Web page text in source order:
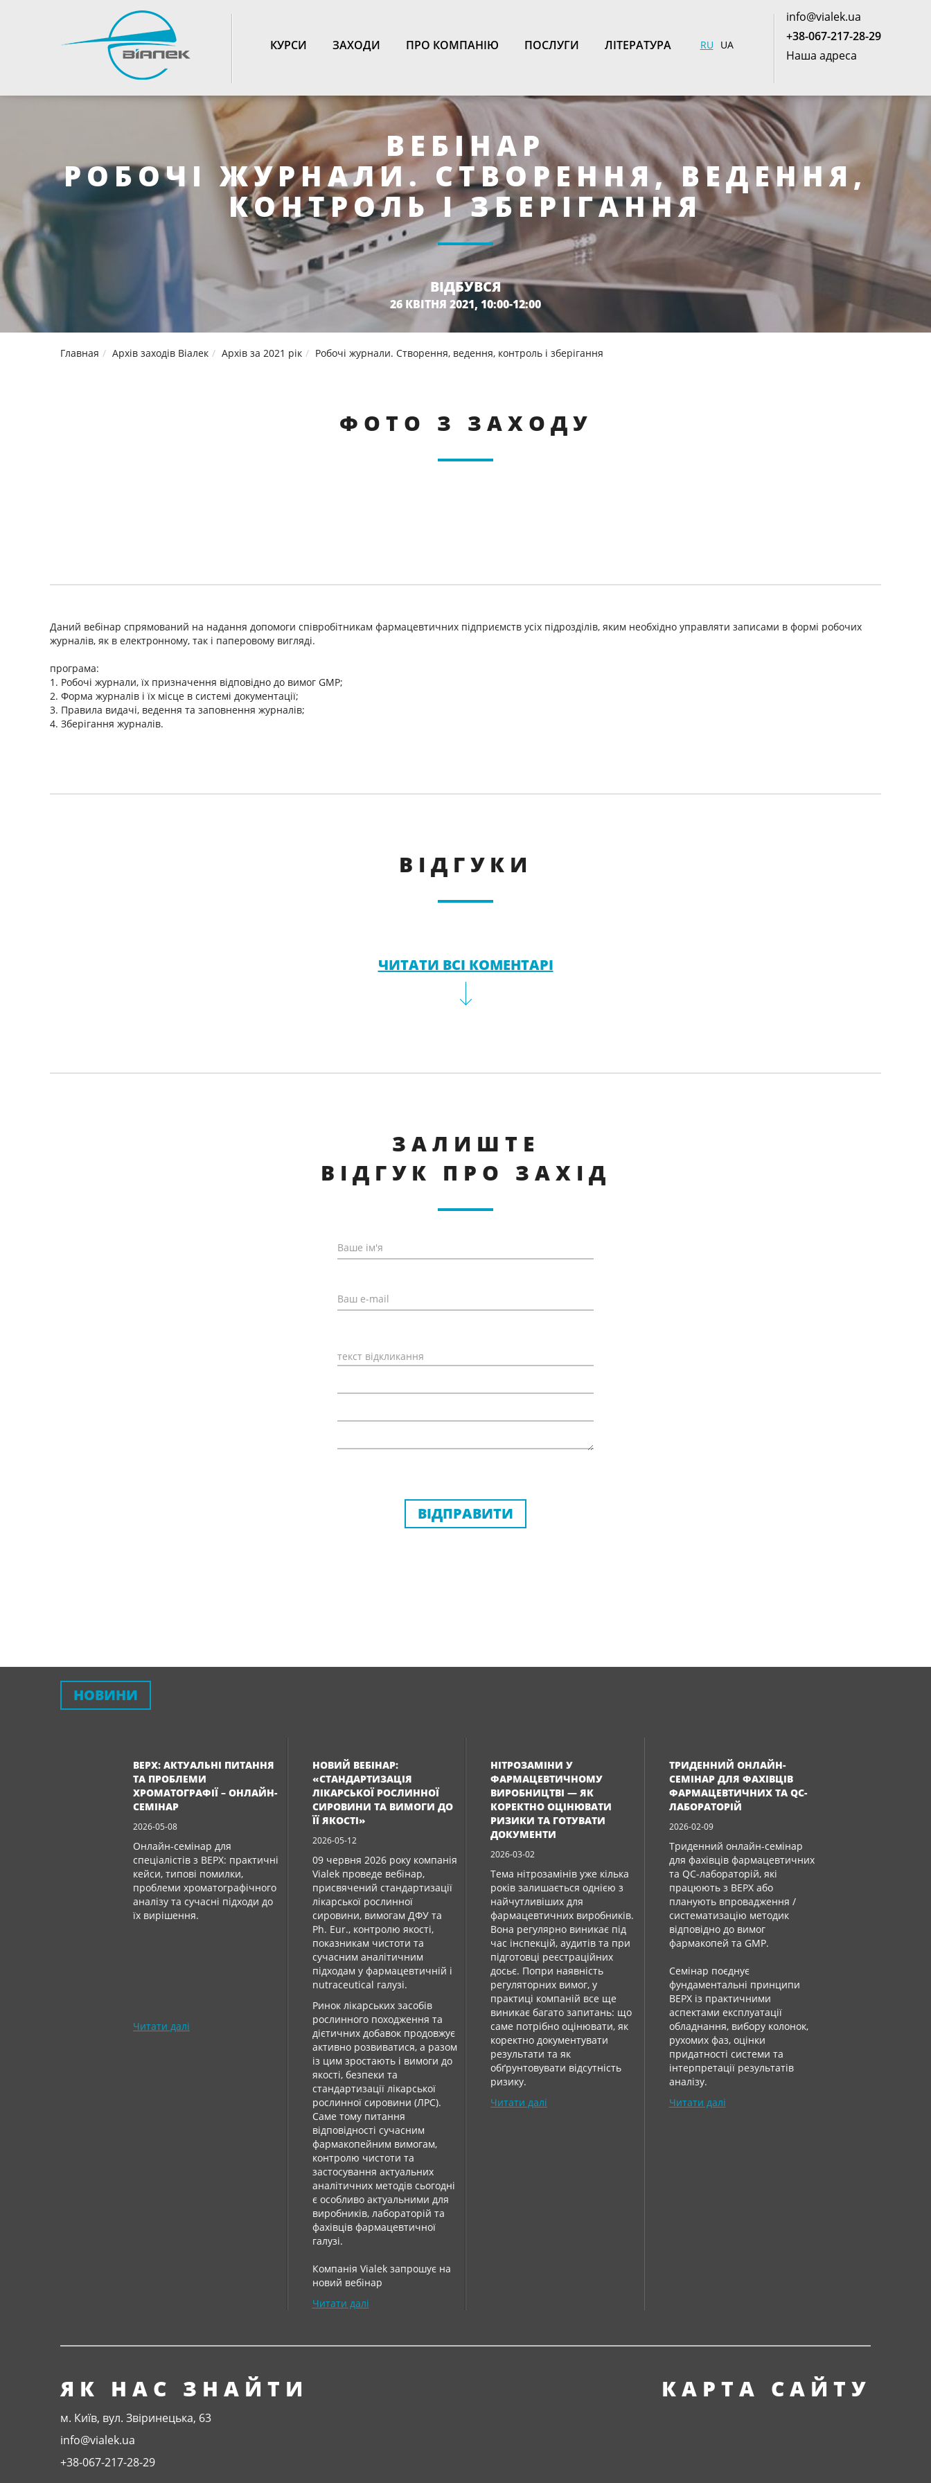
TOGGLE_NAVIGATION
КУРСИ ЗАХОДИ ПРО КОМПАНІЮ ПОСЛУГИ ЛІТЕРАТУРА RU UA
info@vialek.ua
+38-067-217-28-29
Наша адреса
ВЕБІНАР
РОБОЧІ ЖУРНАЛИ. СТВОРЕННЯ, ВЕДЕННЯ,
КОНТРОЛЬ І ЗБЕРІГАННЯ
ВІДБУВСЯ
26 КВІТНЯ 2021, 10:00-12:00
Главная Архів заходів Віалек Архів за 2021 рік Робочі журнали. Створення, ведення, контроль і зберігання
ФОТО З ЗАХОДУ
Даний вебінар спрямований на надання допомоги співробітникам фармацевтичних підприємств усіх підрозділів, яким необхідно управляти записами в формі робочих
журналів, як в електронному, так і паперовому вигляді.
програма:
1. Робочі журнали, їх призначення відповідно до вимог GMP;
2. Форма журналів і їх місце в системі документації;
3. Правила видачі, ведення та заповнення журналів;
4. Зберігання журналів.
ВІДГУКИ
ЧИТАТИ ВСІ КОМЕНТАРІ
ЗАЛИШТЕ
ВІДГУК ПРО ЗАХІД
ВІДПРАВИТИ
НОВИНИ
ВЕРХ: АКТУАЛЬНІ ПИТАННЯ
ТА ПРОБЛЕМИ
ХРОМАТОГРАФІЇ – ОНЛАЙН-
СЕМІНАР
2026-05-08
Онлайн-семінар для
спеціалістів з ВЕРХ: практичні
кейси, типові помилки,
проблеми хроматографічного
аналізу та сучасні підходи до
їх вирішення.
Читати далі
НОВИЙ ВЕБІНАР:
«СТАНДАРТИЗАЦІЯ
ЛІКАРСЬКОЇ РОСЛИННОЇ
СИРОВИНИ ТА ВИМОГИ ДО
ЇЇ ЯКОСТІ»
2026-05-12
09 червня 2026 року компанія
Vialek проведе вебінар,
присвячений стандартизації
лікарської рослинної
сировини, вимогам ДФУ та
Ph. Eur., контролю якості,
показникам чистоти та
сучасним аналітичним
підходам у фармацевтичній і
nutraceutical галузі.
Ринок лікарських засобів
рослинного походження та
дієтичних добавок продовжує
активно розвиватися, а разом
із цим зростають і вимоги до
якості, безпеки та
стандартизації лікарської
рослинної сировини (ЛРС).
Саме тому питання
відповідності сучасним
фармакопейним вимогам,
контролю чистоти та
застосування актуальних
аналітичних методів сьогодні
є особливо актуальними для
виробників, лабораторій та
фахівців фармацевтичної
галузі.
Компанія Vialek запрошує на
новий вебінар
Читати далі
НІТРОЗАМІНИ У
ФАРМАЦЕВТИЧНОМУ
ВИРОБНИЦТВІ — ЯК
КОРЕКТНО ОЦІНЮВАТИ
РИЗИКИ ТА ГОТУВАТИ
ДОКУМЕНТИ
2026-03-02
Тема нітрозамінів уже кілька
років залишається однією з
найчутливіших для
фармацевтичних виробників.
Вона регулярно виникає під
час інспекцій, аудитів та при
підготовці реєстраційних
досьє. Попри наявність
регуляторних вимог, у
практиці компаній все ще
виникає багато запитань: що
саме потрібно оцінювати, як
коректно документувати
результати та як
обґрунтовувати відсутність
ризику.
Читати далі
ТРИДЕННИЙ ОНЛАЙН-
СЕМІНАР ДЛЯ ФАХІВЦІВ
ФАРМАЦЕВТИЧНИХ ТА QC-
ЛАБОРАТОРІЙ
2026-02-09
Триденний онлайн-семінар
для фахівців фармацевтичних
та QC-лабораторій, які
працюють з ВЕРХ або
планують впровадження /
систематизацію методик
відповідно до вимог
фармакопей та GMP.
Семінар поєднує
фундаментальні принципи
ВЕРХ із практичними
аспектами експлуатації
обладнання, вибору колонок,
рухомих фаз, оцінки
придатності системи та
інтерпретації результатів
аналізу.
Читати далі
ЯК НАС ЗНАЙТИ
м. Київ, вул. Звіринецька, 63
info@vialek.ua
+38-067-217-28-29
КАРТА САЙТУ